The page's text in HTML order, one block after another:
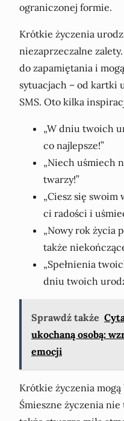
ograniczonej formie.
Krótkie życzenia
niezaprzeczalne
do zapamiętania i
sytuacjach – od kartki
SMS. Oto kilka
„W dniu twoich
co najlepsze!”
„Niech uśmiech
twarzy!”
„Ciesz się swoim
ci radości i
„Nowy rok życia
także
„Spełnienia
dniu twoich
Sprawdź także
ukochaną osobą:
emocji
Krótkie życzenia mogą
Śmieszne życzenia